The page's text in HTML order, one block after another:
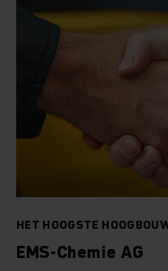
HET HOOGSTE
EMS-Chemie AG